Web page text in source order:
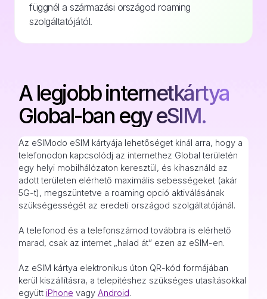
függnél a származási országod roaming
szolgáltatójától.
A legjobb internetkártya
Global-ban egy eSIM.
Az eSIModo eSIM kártyája lehetőséget kínál arra, hogy a
telefonodon kapcsolódj az internethez Global területén
egy helyi mobilhálózaton keresztül, és kihasználd az
adott területen elérhető maximális sebességeket (akár
5G-t), megszüntetve a roaming opció aktiválásának
szükségességét az eredeti országod szolgáltatójánál.
A telefonod és a telefonszámod továbbra is elérhető
marad, csak az internet „halad át” ezen az eSIM-en.
Az eSIM kártya elektronikus úton QR-kód formájában
kerül kiszállításra, a telepítéshez szükséges utasításokkal
együtt iPhone vagy Android.